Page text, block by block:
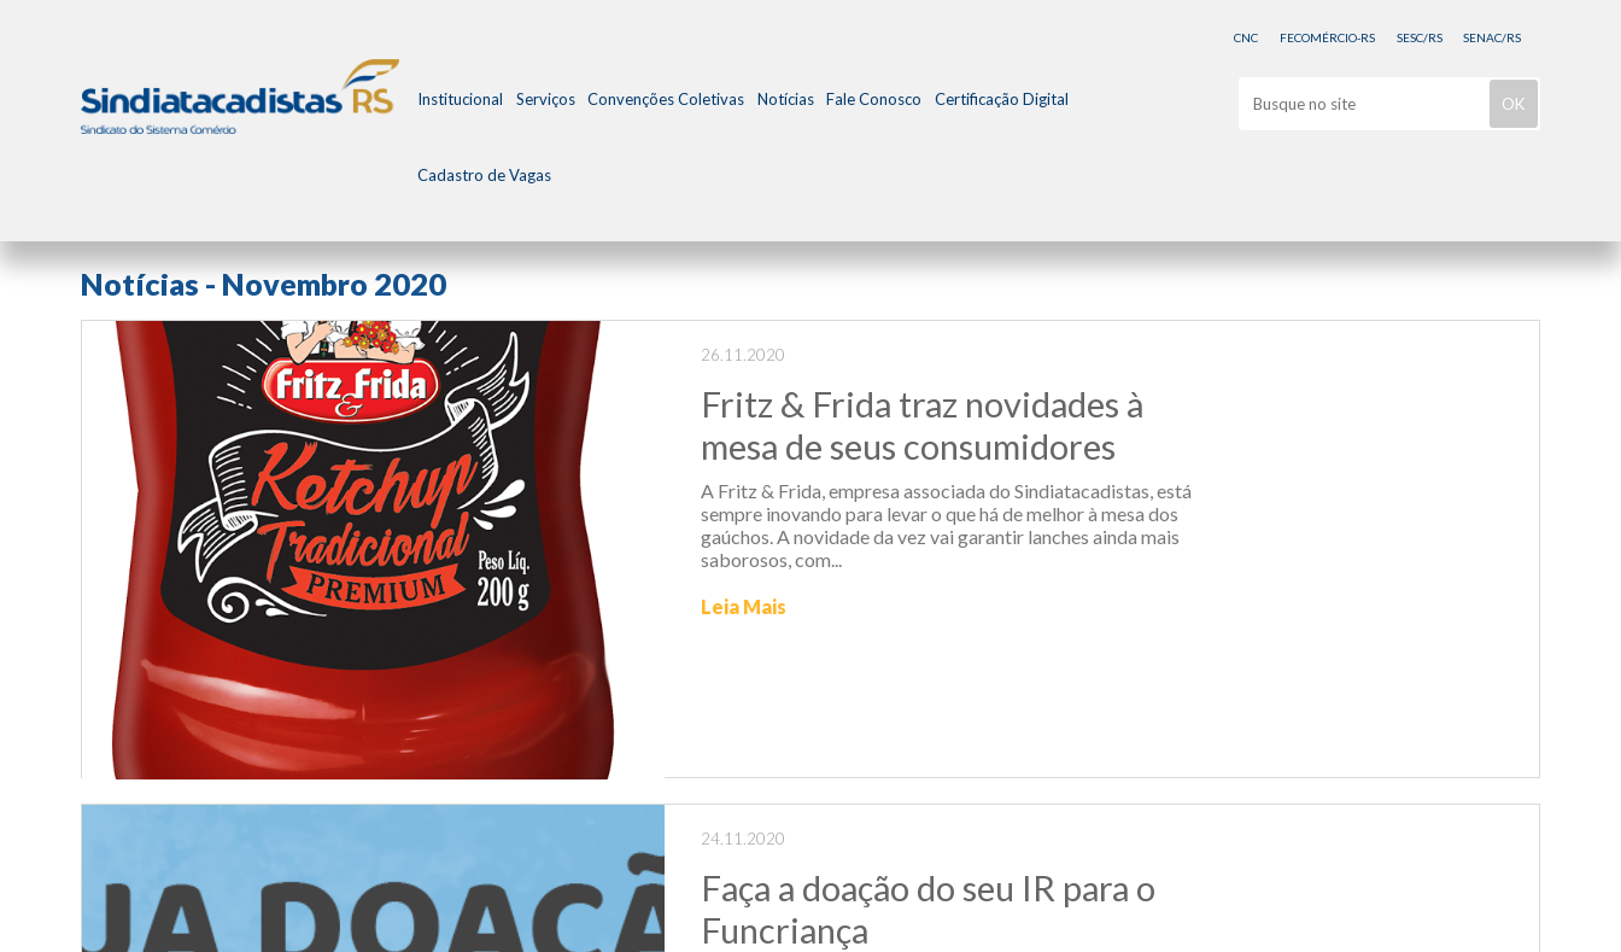
CNC FECOMÉRCIO-RS SESC/RS SENAC/RS
Institucional Serviços Convenções Coletivas Notícias Fale Conosco Certificação Digital
Cadastro de Vagas
Notícias - Novembro 2020
26.11.2020
Fritz & Frida traz novidades à
mesa de seus consumidores
A Fritz & Frida, empresa associada do Sindiatacadistas, está
sempre inovando para levar o que há de melhor à mesa dos
gaúchos. A novidade da vez vai garantir lanches ainda mais
saborosos, com...
Leia Mais
24.11.2020
Faça a doação do seu IR para o
Funcriança